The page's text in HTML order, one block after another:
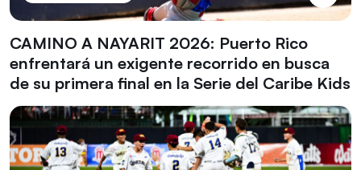
CAMINO A NAYARIT 2026: Puerto Rico
enfrentará un exigente recorrido en busca
de su primera final en la Serie del Caribe Kids